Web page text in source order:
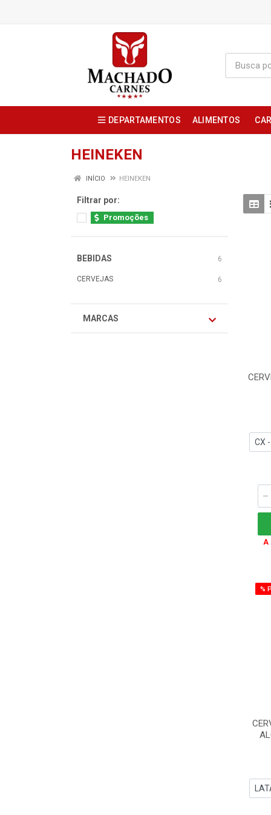
DEPARTAMENTOS ALIMENTOS
HEINEKEN
INÍCIO HEINEKEN
Filtrar por:
Promoções
BEBIDAS 6
CERVEJAS 6
MARCAS
A
%